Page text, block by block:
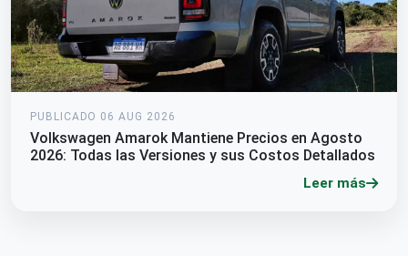
PUBLICADO 06 AUG 2026
Volkswagen Amarok Mantiene Precios en Agosto
2026: Todas las Versiones y sus Costos Detallados
Leer más